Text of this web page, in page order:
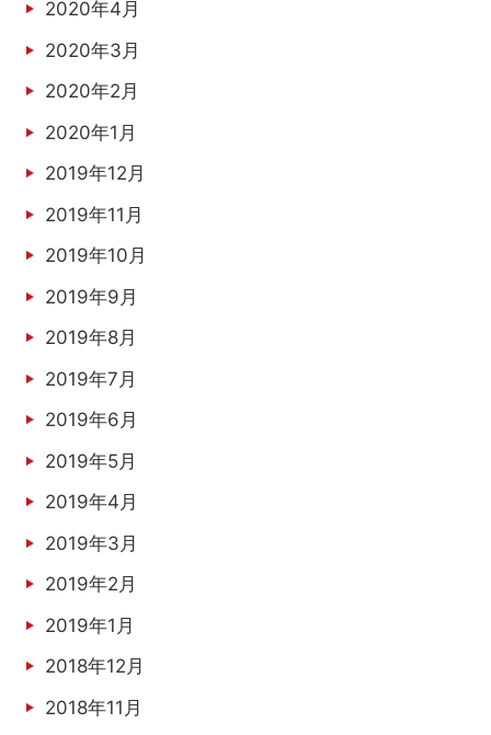
2020年4月
2020年3月
2020年2月
2020年1月
2019年12月
2019年11月
2019年10月
2019年9月
2019年8月
2019年7月
2019年6月
2019年5月
2019年4月
2019年3月
2019年2月
2019年1月
2018年12月
2018年11月